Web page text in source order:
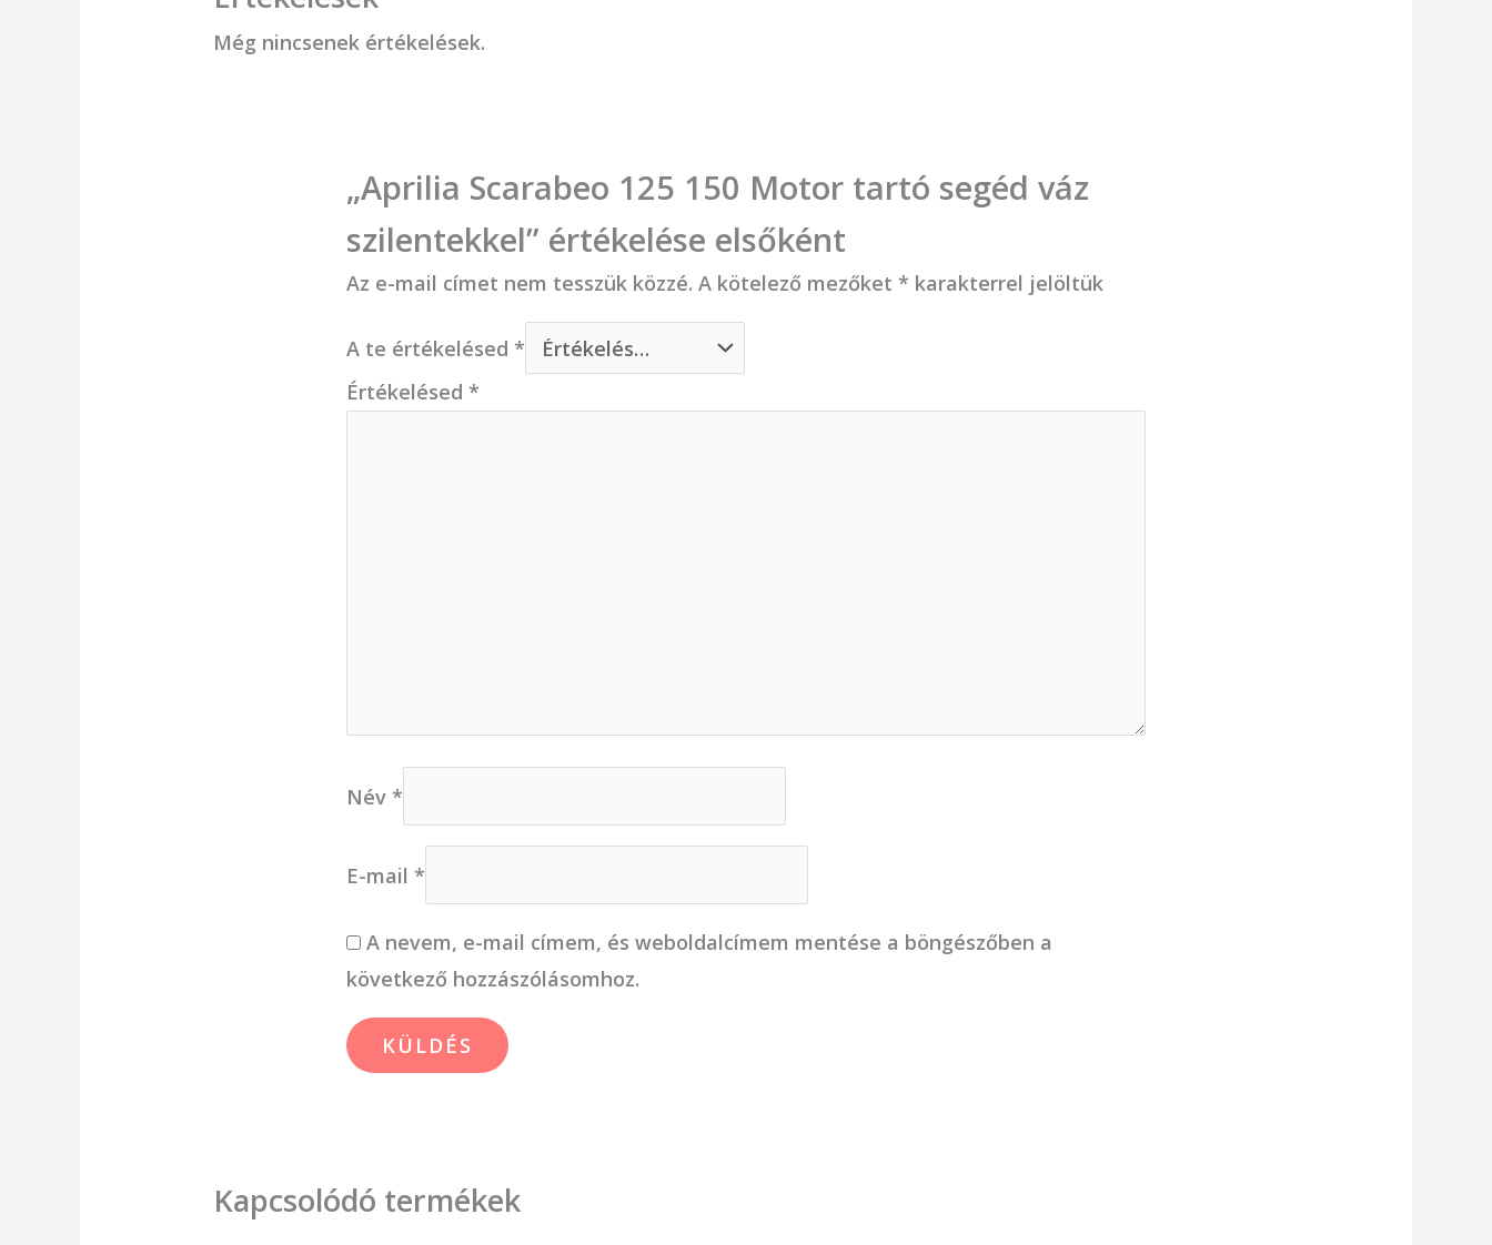
Még nincsenek értékelések.
„Aprilia Scarabeo 125 150 Motor tartó segéd váz
szilentekkel” értékelése elsőként
Az e-mail címet nem tesszük közzé. A kötelező mezőket* karakterrel jelöltük
A te értékelésed*
Értékelésed*
Név*
E-mail*
A nevem, e-mail címem, és weboldalcímem mentése a böngészőben a
következő hozzászólásomhoz.
Kapcsolódó termékek